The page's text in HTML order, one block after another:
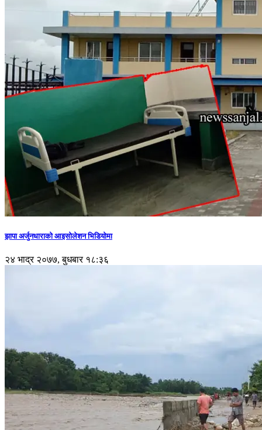
झापा अर्जुनधाराको आइसोलेशन भिडियोमा
२४ भाद्र २०७७, बुधबार १८:३६